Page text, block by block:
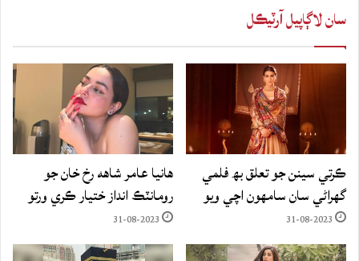
سان لاڳاپيل آرٽيڪل
ڪرتي سينن جو تعلق بھ فلمي
گهراڻي سان سامهون اچي ويو
31-08-2023
هانيا عامر شاهه رخ خان جو
رومانٽڪ انداز ختيار ڪري ورتو
31-08-2023